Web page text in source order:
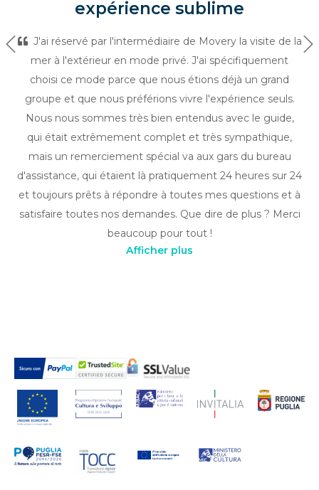
expérience sublime
J'ai réservé par l'intermédiaire de Movery la visite de la
mer à l'extérieur en mode privé. J'ai spécifiquement
choisi ce mode parce que nous étions déjà un grand
groupe et que nous préférions vivre l'expérience seuls.
Nous nous sommes très bien entendus avec le guide,
qui était extrêmement complet et très sympathique,
mais un remerciement spécial va aux gars du bureau
d'assistance, qui étaient là pratiquement 24 heures sur 24
et toujours prêts à répondre à toutes mes questions et à
satisfaire toutes nos demandes. Que dire de plus ? Merci
beaucoup pour tout !
Précédent
Afficher plus